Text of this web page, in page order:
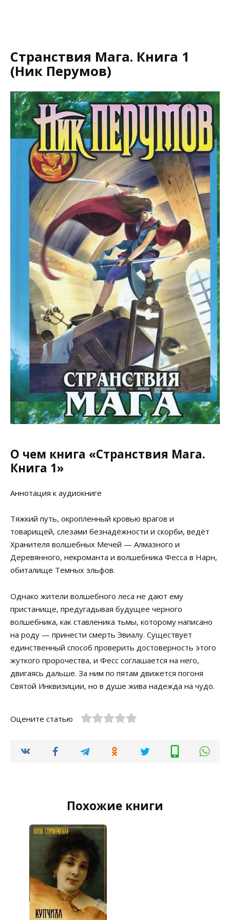
Странствия Мага. Книга 1
(Ник Перумов)
О чем книга «Странствия Мага.
Книга 1»
Аннотация к аудиокниге
Тяжкий путь, окропленный кровью врагов и
товарищей, слезами безнадёжности и скорби, ведёт
Хранителя волшебных Мечей — Алмазного и
Деревянного, некроманта и волшебника Фесса в Нарн,
обиталище Темных эльфов.
Однако жители волшебного леса не дают ему
пристанище, предугадывая будущее черного
волшебника, как ставленика тьмы, которому написано
на роду — принести смерть Эвиалу. Существует
единственный способ проверить достоверность этого
жуткого пророчества, и Фесс соглашается на него,
двигаясь дальше. За ним по пятам движется погоня
Святой Инквизиции, но в душе жива надежда на чудо.
Оцените статью
Похожие книги